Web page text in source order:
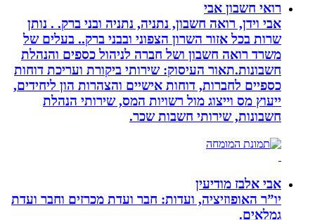
רואי חשבון אבי
אבי וידן, רואה חשבון, נתניה, נתניה ובני ברק. . נותן
שרות בכל אזור השרון הצפוני ובבני ברק.. בעלים של
משרד רואה חשבון ושל חברה לניהול כספים והנהלת
חשבונות.תאור העיסוק: שירותי ביקורת ועריכת דוחות
כספיים לחברות, דוחות אישיים והצהרות הון ליחידים,
ייעוץ מס וייצוג מול רשויות המס, שירותי הנהלת
חשבונות, שירותי חשבות שכר.
אבי אלבז מודיעין
יו”ר האופוזיציה, ועדות: חבר ועדת מכרזים וחבר ועדת
גמלאים.